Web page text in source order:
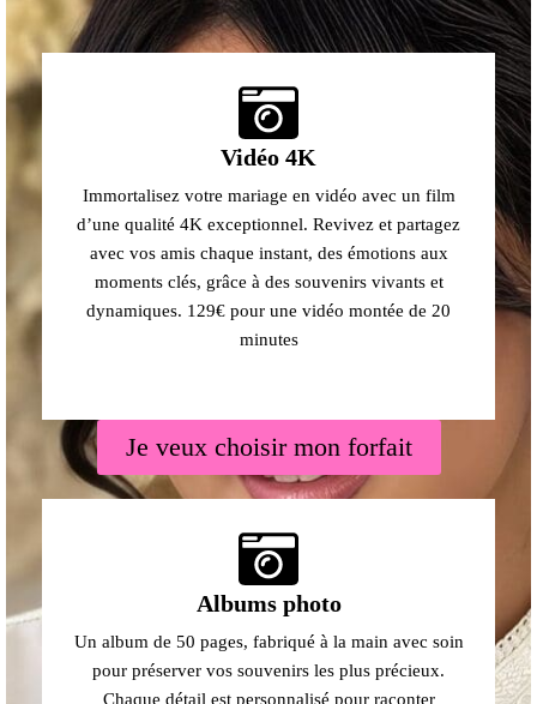
Vidéo 4K
Immortalisez votre mariage en vidéo avec un film
d’une qualité 4K exceptionnel. Revivez et partagez
avec vos amis chaque instant, des émotions aux
moments clés, grâce à des souvenirs vivants et
dynamiques. 129€ pour une vidéo montée de 20
minutes
Je veux choisir mon forfait
Albums photo
Un album de 50 pages, fabriqué à la main avec soin
pour préserver vos souvenirs les plus précieux.
Chaque détail est personnalisé pour raconter